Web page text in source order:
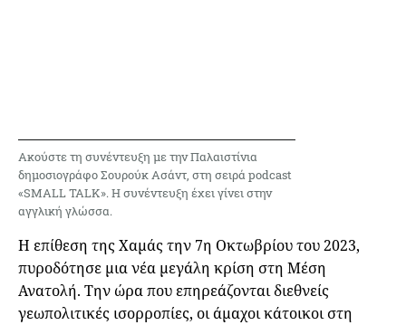
Ακούστε τη συνέντευξη με την Παλαιστίνια
δημοσιογράφο Σουρούκ Ασάντ, στη σειρά podcast
«SMALL TALK». Η συνέντευξη έχει γίνει στην
αγγλική γλώσσα.
Η επίθεση της Χαμάς την 7η Οκτωβρίου του 2023,
πυροδότησε μια νέα μεγάλη κρίση στη Μέση
Ανατολή. Την ώρα που επηρεάζονται διεθνείς
γεωπολιτικές ισορροπίες, οι άμαχοι κάτοικοι στη